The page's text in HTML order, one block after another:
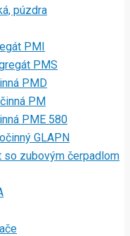
púzdra
PMI
PMS
PMD
PM
PME 580
GLAPN
so zubovým čerpadlom